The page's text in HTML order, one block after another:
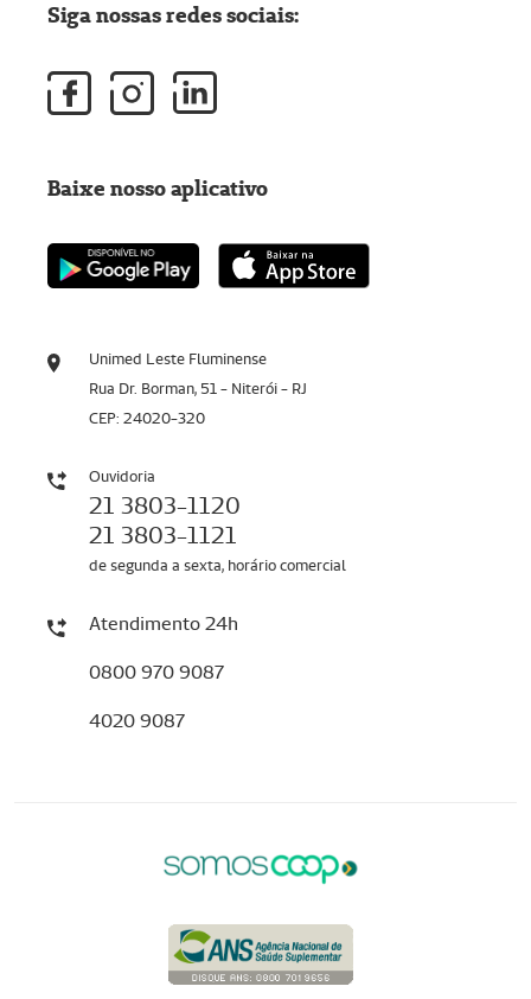
Unimed Leste Fluminense
Rua Dr. Borman, 51 - Niterói - RJ
CEP: 24020-320
Ouvidoria
21 3803-1120
21 3803-1121
de segunda a sexta, horário comercial
Atendimento 24h
0800 970 9087
4020 9087
Siga nossas redes sociais:
Baixe nosso aplicativo